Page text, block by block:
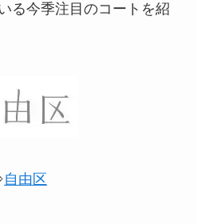
る今季注目のコートを紹
自由区